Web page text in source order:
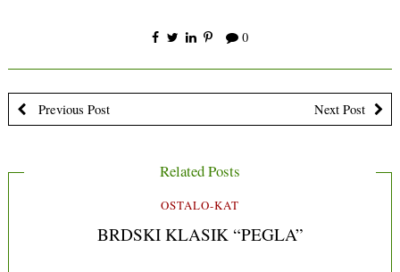
0
Previous Post Next Post
Related Posts
OSTALO-KAT
BRDSKI KLASIK “PEGLA”